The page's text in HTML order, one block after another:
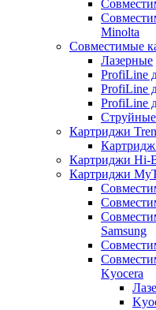
Minolta
Совместимые
Лазерные
ProfiLine
ProfiLine
ProfiLine
Струйные
Картриджи
Картриджи Hi-
Картриджи
Samsung
Kyocera